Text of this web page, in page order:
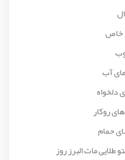
خاص
آب
دلخواه
روکار
حمام
مات البرز روز